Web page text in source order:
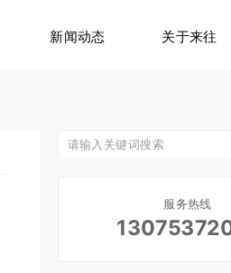
新闻动态 关于来往
服务热线